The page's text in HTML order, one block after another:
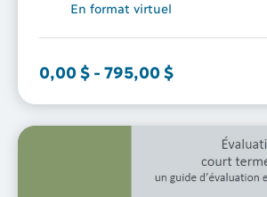
En format virtuel
0,00 $ - 795,00 $